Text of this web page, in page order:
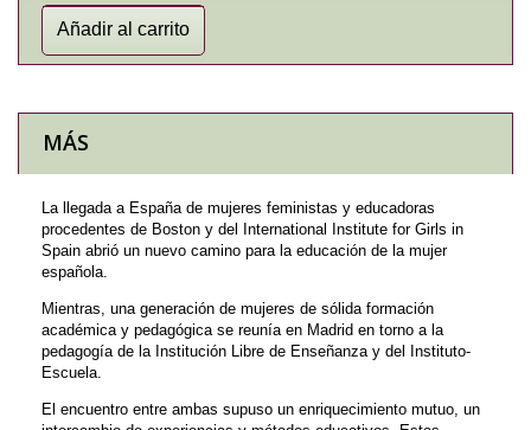
Añadir al carrito
MÁS
La llegada a España de mujeres feministas y educadoras
procedentes de Boston y del International Institute for Girls in
Spain abrió un nuevo camino para la educación de la mujer
española.
Mientras, una generación de mujeres de sólida formación
académica y pedagógica se reunía en Madrid en torno a la
pedagogía de la Institución Libre de Enseñanza y del Instituto-
Escuela.
El encuentro entre ambas supuso un enriquecimiento mutuo, un